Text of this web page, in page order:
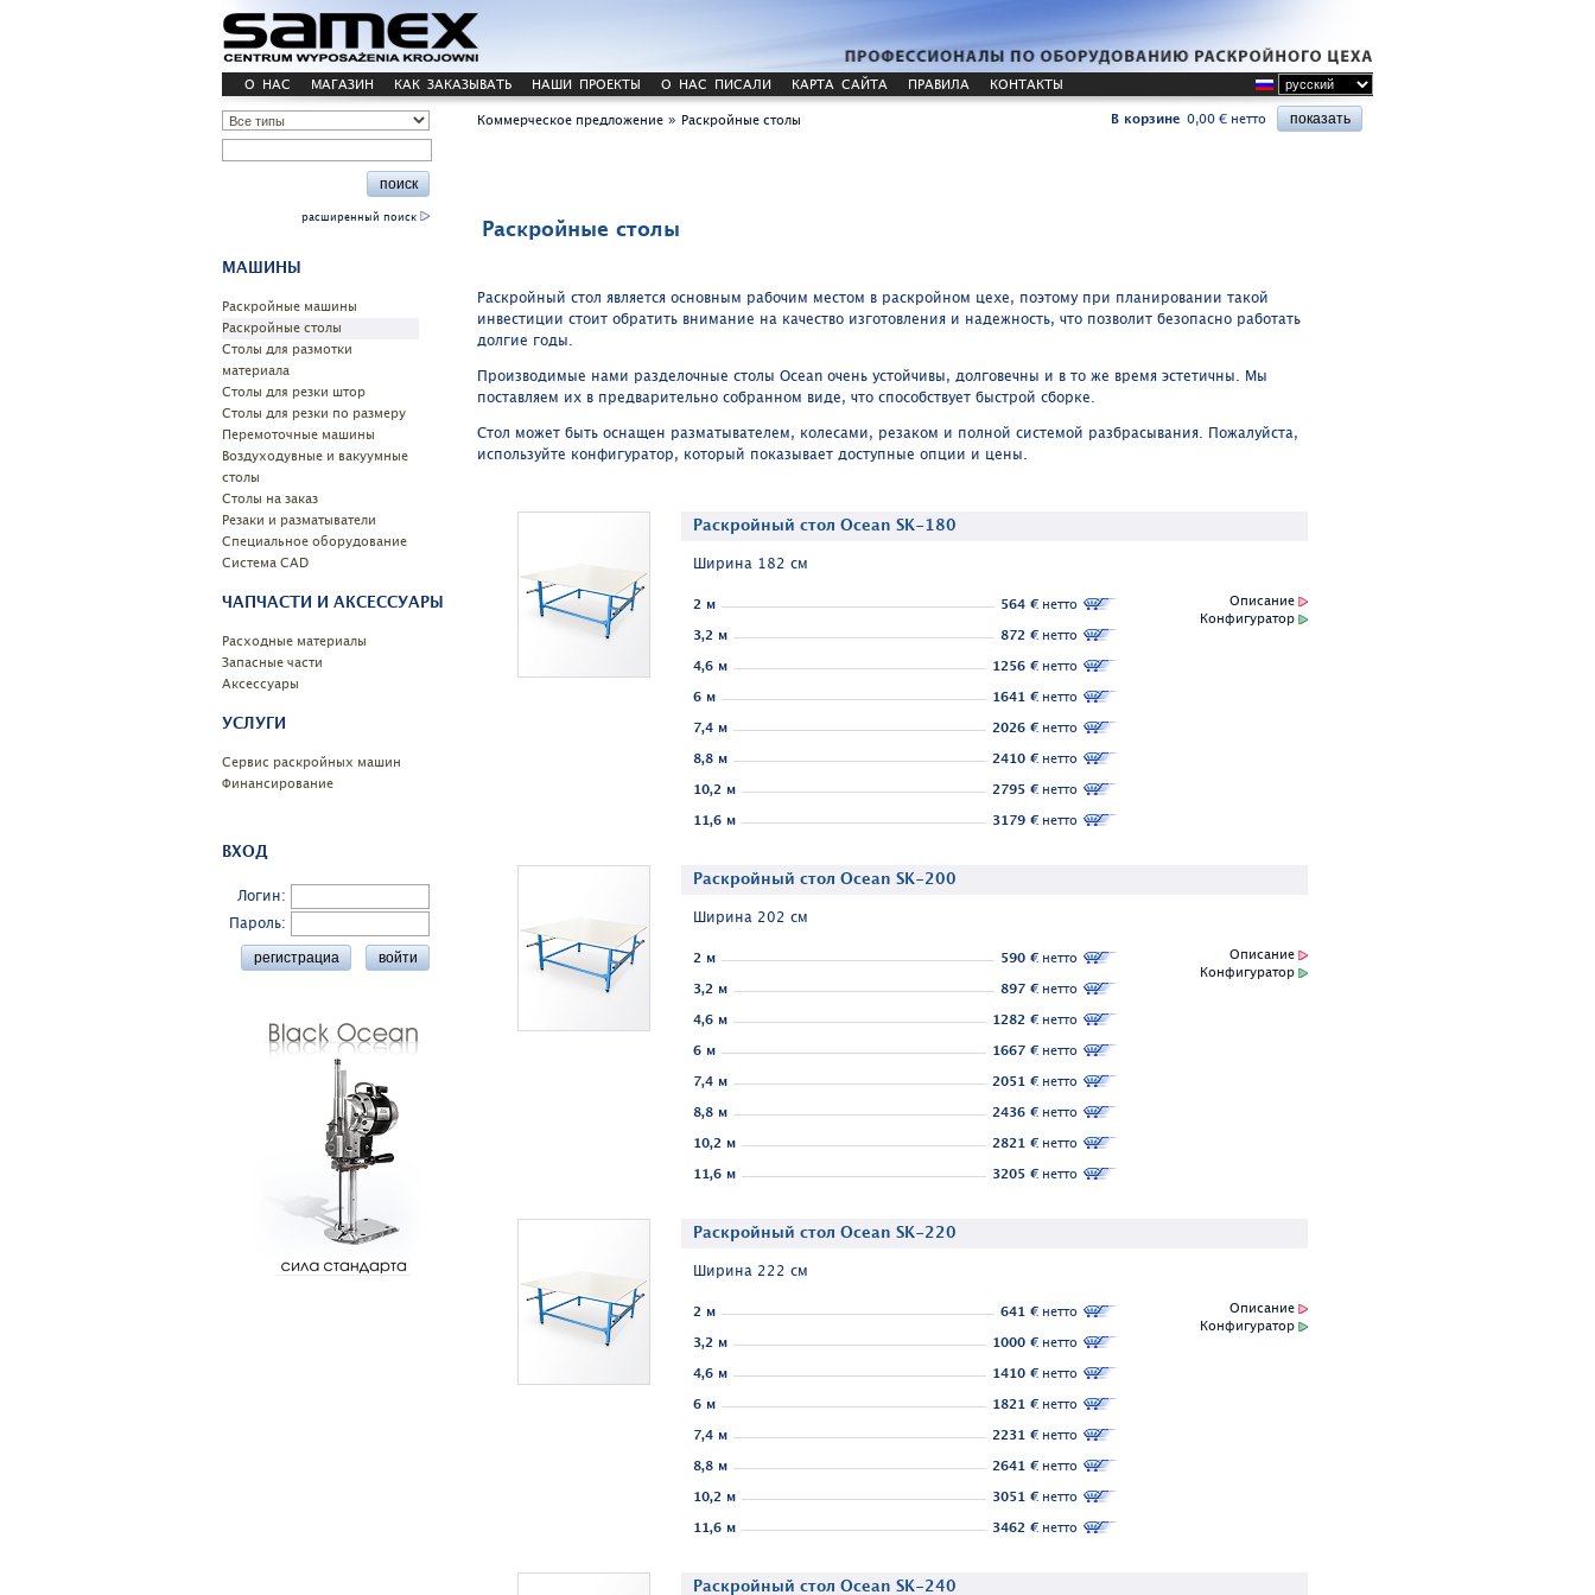
О НАС МАГАЗИН КАК ЗАКАЗЫВАТЬ НАШИ ПРОЕКТЫ О НАС ПИСАЛИ КАРТА САЙТА ПРАВИЛА КОНТАКТЫ
расширенный поиск
МАШИНЫ
Pаскройные машины
Раскройные столы
Столы для размотки
материала
Cтолы для резки штор
Столы для резки по размеру
Перемоточные машины
Воздуходувные и вакуумные
столы
Столы на заказ
Резаки и разматыватели
Специальное оборудование
Системa CAD
ЧАПЧАСТИ И АКСЕССУАРЫ
Расходные материалы
Запасные части
Аксессуары
УСЛУГИ
Сервис раскройных машин
Финансирование
ВХОД
Логин:
Пароль:
Коммерческое предложение » Раскройные столы В корзине 0,00 € нетто
Раскройные столы
Раскройный стол является основным рабочим местом в раскройном цехе, поэтому при планировании такой
инвестиции стоит обратить внимание на качество изготовления и надежность, что позволит безопасно работать
долгие годы.
Производимые нами разделочные столы Ocean очень устойчивы, долговечны и в то же время эстетичны. Мы
поставляем их в предварительно собранном виде, что способствует быстрой сборке.
Стол может быть оснащен разматывателем, колесами, резаком и полной системой разбрасывания. Пожалуйста,
используйте конфигуратор, который показывает доступные опции и цены.
Раскройный стол Ocean SK-180
Ширина 182 см
2 м 564 €нетто
3,2 м
872 €нетто
4,6 м
1256 €нетто
6 м
1641 €нетто
7,4 м
2026 €нетто
8,8 м
2410 €нетто
10,2 м
2795 €нетто
11,6 м
3179 €нетто
Описание
Конфигуратор
Раскройный стол Ocean SK-200
Ширина 202 см
2 м 590 €нетто
3,2 м
897 €нетто
4,6 м
1282 €нетто
6 м
1667 €нетто
7,4 м
2051 €нетто
8,8 м
2436 €нетто
10,2 м
2821 €нетто
11,6 м
3205 €нетто
Описание
Конфигуратор
Раскройный стол Ocean SK-220
Ширина 222 см
2 м 641 €нетто
3,2 м
1000 €нетто
4,6 м
1410 €нетто
6 м
1821 €нетто
7,4 м
2231 €нетто
8,8 м
2641 €нетто
10,2 м
3051 €нетто
11,6 м
3462 €нетто
Описание
Конфигуратор
Раскройный стол Ocean SK-240